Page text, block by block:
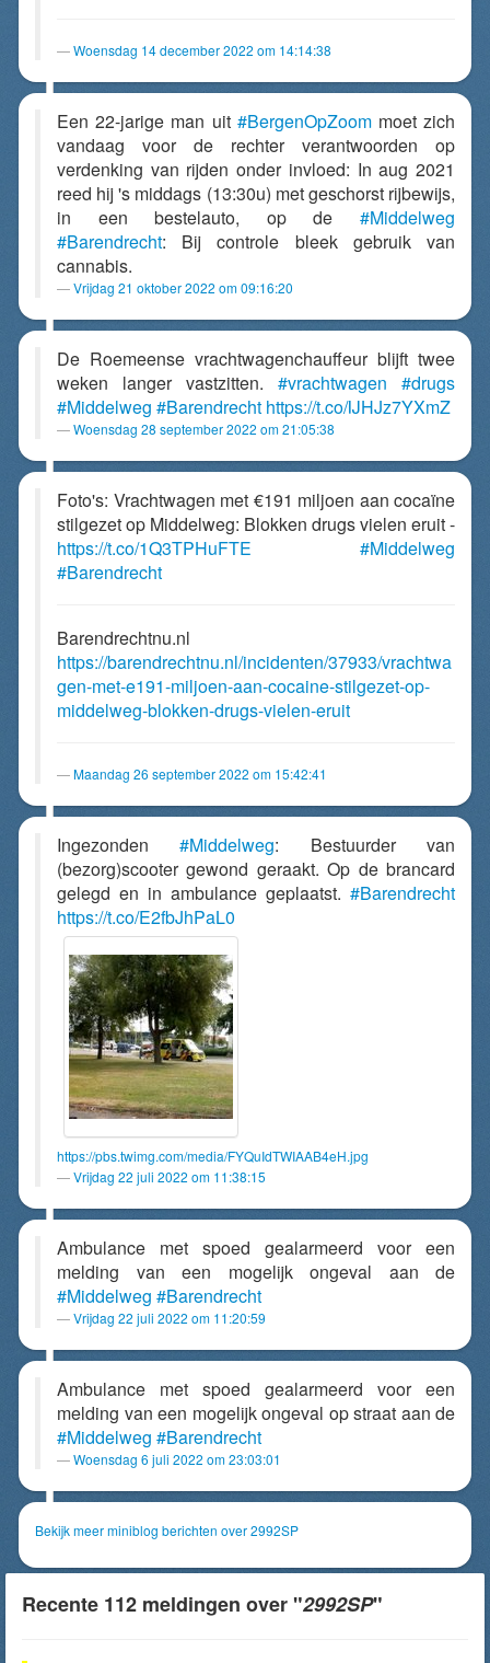
Woensdag 14 december 2022 om 14:14:38
Een 22-jarige man uit #BergenOpZoommoet zich
vandaag voor de rechter verantwoorden op
verdenking van rijden onder invloed: In aug 2021
reed hij 's middags (13:30u) met geschorst rijbewijs,
in een bestelauto, op de #Middelweg
#Barendrecht: Bij controle bleek gebruik van
cannabis.
Vrijdag 21 oktober 2022 om 09:16:20
De Roemeense vrachtwagenchauffeur blijft twee
weken langer vastzitten. #vrachtwagen
#drugs
#Middelweg #Barendrecht https://t.co/IJHJz7YXmZ
Woensdag 28 september 2022 om 21:05:38
Foto's: Vrachtwagen met €191 miljoen aan cocaïne
stilgezet op Middelweg: Blokken drugs vielen eruit -
https://t.co/1Q3TPHuFTE
#Middelweg
#Barendrecht
Barendrechtnu.nl
https://barendrechtnu.nl/incidenten/37933/vrachtwa
gen-met-e191-miljoen-aan-cocaine-stilgezet-op-
middelweg-blokken-drugs-vielen-eruit
Maandag 26 september 2022 om 15:42:41
Ingezonden#Middelweg: Bestuurder van
(bezorg)scooter gewond geraakt. Op de brancard
gelegd en in ambulance geplaatst. #Barendrecht
https://t.co/E2fbJhPaL0
https://pbs.twimg.com/media/FYQuIdTWIAAB4eH.jpg
Vrijdag 22 juli 2022 om 11:38:15
Ambulance met spoed gealarmeerd voor een
melding van een mogelijk ongeval aan de
#Middelweg #Barendrecht
Vrijdag 22 juli 2022 om 11:20:59
Ambulance met spoed gealarmeerd voor een
melding van een mogelijk ongeval op straat aan de
#Middelweg #Barendrecht
Woensdag 6 juli 2022 om 23:03:01
Bekijk meer miniblog berichten over 2992SP
Recente 112 meldingen over "2992SP"